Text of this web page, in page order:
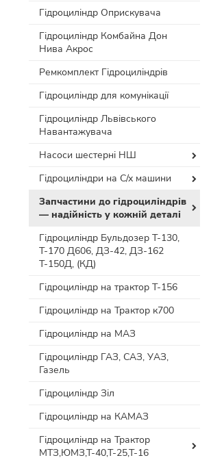
Гідроциліндр Оприскувача
Гідроциліндр Комбайна Дон
Нива Акрос
Ремкомплект Гідроциліндрів
Гідроциліндр для комунікації
Гідроциліндр Львівського
Навантажувача
Насоси шестерні НШ
Гідроциліндри на С/х машини
Запчастини до гідроциліндрів
— надійність у кожній деталі
Гідроциліндр Бульдозер Т-130,
Т-170 Д606, ДЗ-42, ДЗ-162
Т-150Д, (КД)
Гідроциліндр на трактор Т-156
Гідроциліндр на Трактор к700
Гідроциліндр на МАЗ
Гідроциліндр ГАЗ, САЗ, УАЗ,
Газель
Гідроциліндр Зіл
Гідроциліндр на КАМАЗ
Гідроциліндр на Трактор
МТЗ,ЮМЗ,Т-40,Т-25,Т-16